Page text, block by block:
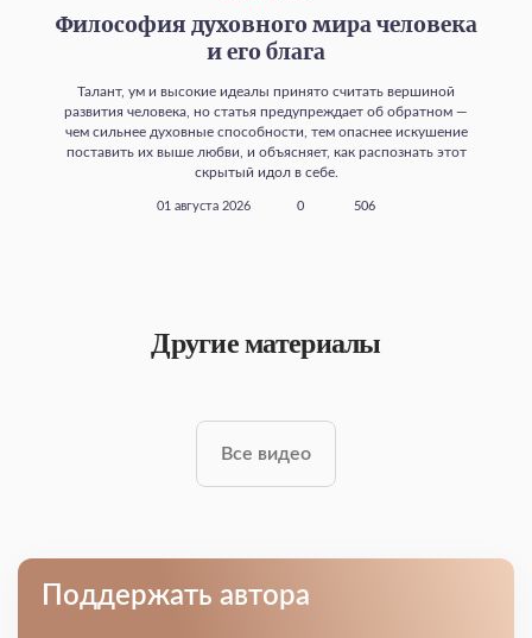
Философия духовного мира человека
и его блага
Талант, ум и высокие идеалы принято считать вершиной
развития человека, но статья предупреждает об обратном —
чем сильнее духовные способности, тем опаснее искушение
поставить их выше любви, и объясняет, как распознать этот
скрытый идол в себе.
01 августа 2026 0 506
Другие материалы
Все видео
Поддержать автора